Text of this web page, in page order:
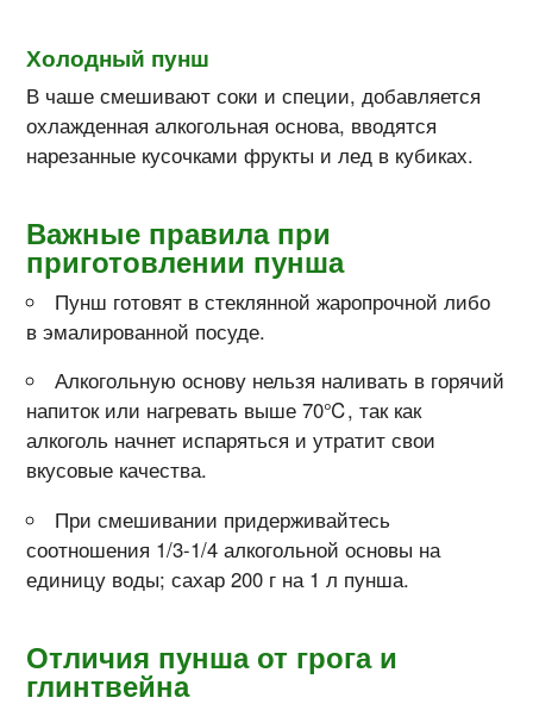
Холодный пунш
В чаше смешивают соки и специи, добавляется
охлажденная алкогольная основа, вводятся
нарезанные кусочками фрукты и лед в кубиках.
Важные правила при
приготовлении пунша
Пунш готовят в стеклянной жаропрочной либо
в эмалированной посуде.
Алкогольную основу нельзя наливать в горячий
напиток или нагревать выше 70℃, так как
алкоголь начнет испаряться и утратит свои
вкусовые качества.
При смешивании придерживайтесь
соотношения 1/3-1/4 алкогольной основы на
единицу воды; сахар 200 г на 1 л пунша.
Отличия пунша от грога и
глинтвейна